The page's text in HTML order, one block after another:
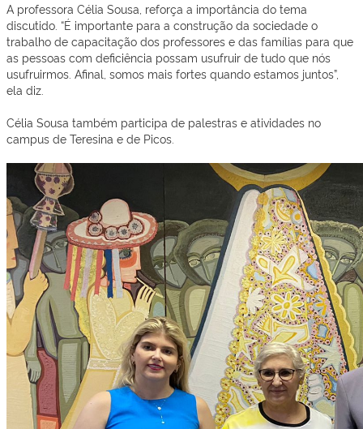
A professora Célia Sousa, reforça a importância do tema
discutido. “É importante para a construção da sociedade o
trabalho de capacitação dos professores e das famílias para que
as pessoas com deficiência possam usufruir de tudo que nós
usufruirmos. Afinal, somos mais fortes quando estamos juntos”,
ela diz.
Célia Sousa também participa de palestras e atividades no
campus de Teresina e de Picos.